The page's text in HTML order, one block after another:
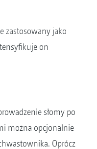
zastosowany jako
on
słomy po
można opcjonalnie
Oprócz